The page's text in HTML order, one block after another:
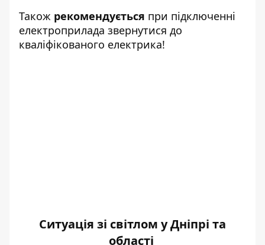
Також рекомендується при підключенні
електроприлада звернутися до
кваліфікованого електрика!
Ситуація зі світлом у Дніпрі та
області